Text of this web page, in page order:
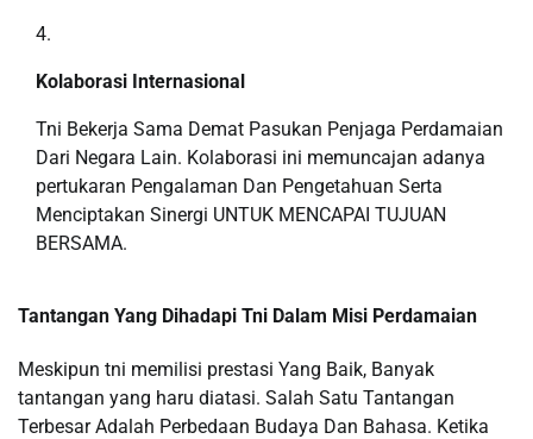
Kolaborasi Internasional
Tni Bekerja Sama Demat Pasukan Penjaga Perdamaian
Dari Negara Lain. Kolaborasi ini memuncajan adanya
pertukaran Pengalaman Dan Pengetahuan Serta
Menciptakan Sinergi UNTUK MENCAPAI TUJUAN
BERSAMA.
Tantangan Yang Dihadapi Tni Dalam Misi Perdamaian
Meskipun tni memilisi prestasi Yang Baik, Banyak
tantangan yang haru diatasi. Salah Satu Tantangan
Terbesar Adalah Perbedaan Budaya Dan Bahasa. Ketika